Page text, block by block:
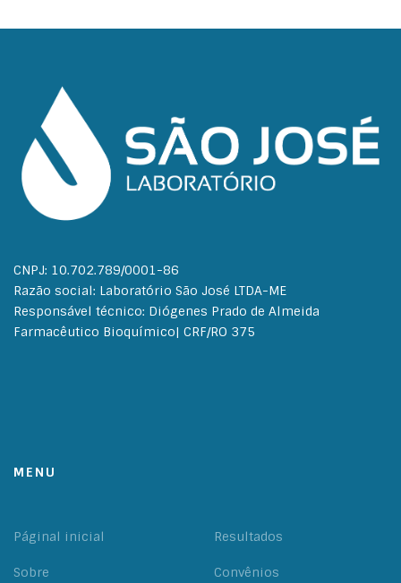
CNPJ: 10.702.789/0001-86
Razão social: Laboratório São José LTDA-ME
Responsável técnico: Diógenes Prado de Almeida
Farmacêutico Bioquímico| CRF/RO 375
MENU
Páginal inicial Resultados
Sobre Convênios